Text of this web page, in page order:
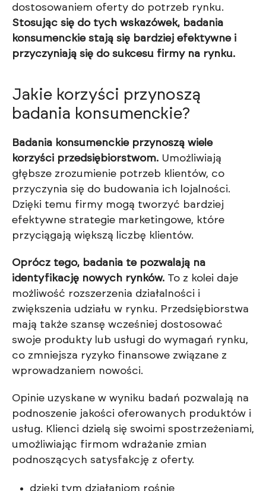
dostosowaniem oferty do potrzeb rynku.
Stosując się do tych wskazówek, badania
konsumenckie stają się bardziej efektywne i
przyczyniają się do sukcesu firmy na rynku.
Jakie korzyści przynoszą
badania konsumenckie?
Badania konsumenckie przynoszą wiele
korzyści przedsiębiorstwom. Umożliwiają
głębsze zrozumienie potrzeb klientów, co
przyczynia się do budowania ich lojalności.
Dzięki temu firmy mogą tworzyć bardziej
efektywne strategie marketingowe, które
przyciągają większą liczbę klientów.
Oprócz tego, badania te pozwalają na
identyfikację nowych rynków. To z kolei daje
możliwość rozszerzenia działalności i
zwiększenia udziału w rynku. Przedsiębiorstwa
mają także szansę wcześniej dostosować
swoje produkty lub usługi do wymagań rynku,
co zmniejsza ryzyko finansowe związane z
wprowadzaniem nowości.
Opinie uzyskane w wyniku badań pozwalają na
podnoszenie jakości oferowanych produktów i
usług. Klienci dzielą się swoimi spostrzeżeniami,
umożliwiając firmom wdrażanie zmian
podnoszących satysfakcję z oferty.
dzięki tym działaniom rośnie